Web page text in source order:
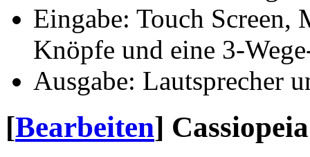
Eingabe: Touch
Knöpfe und eine 3-
Ausgabe: Lautsprecher
[Bearbeiten]